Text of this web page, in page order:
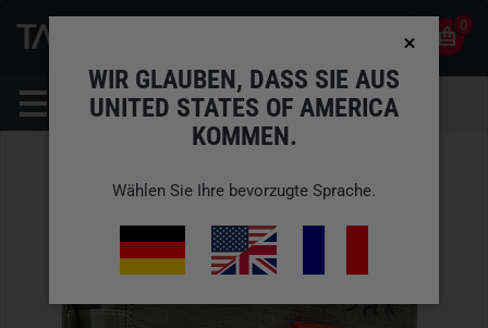
0
WIR GLAUBEN, DASS SIE AUS
UNITED STATES OF AMERICA
KOMMEN.
Wählen Sie Ihre bevorzugte Sprache.